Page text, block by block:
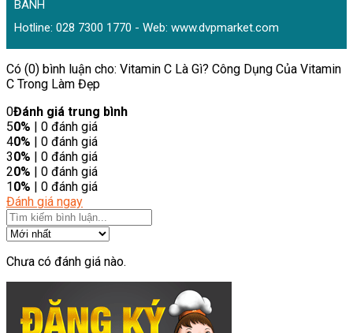
BÁNH
Hotline: 028 7300 1770 - Web: www.dvpmarket.com
Có (0) bình luận cho: Vitamin C Là Gì? Công Dụng Của Vitamin
C Trong Làm Đẹp
0Đánh giá trung bình
50% | 0 đánh giá
40% | 0 đánh giá
30% | 0 đánh giá
20% | 0 đánh giá
10% | 0 đánh giá
Đánh giá ngay
Chưa có đánh giá nào.